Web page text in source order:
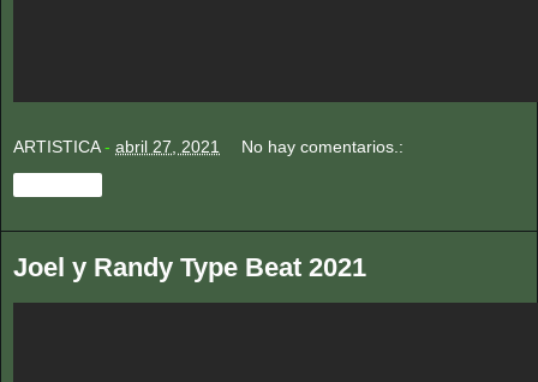
ARTISTICA - abril 27, 2021 No hay comentarios.:
Joel y Randy Type Beat 2021